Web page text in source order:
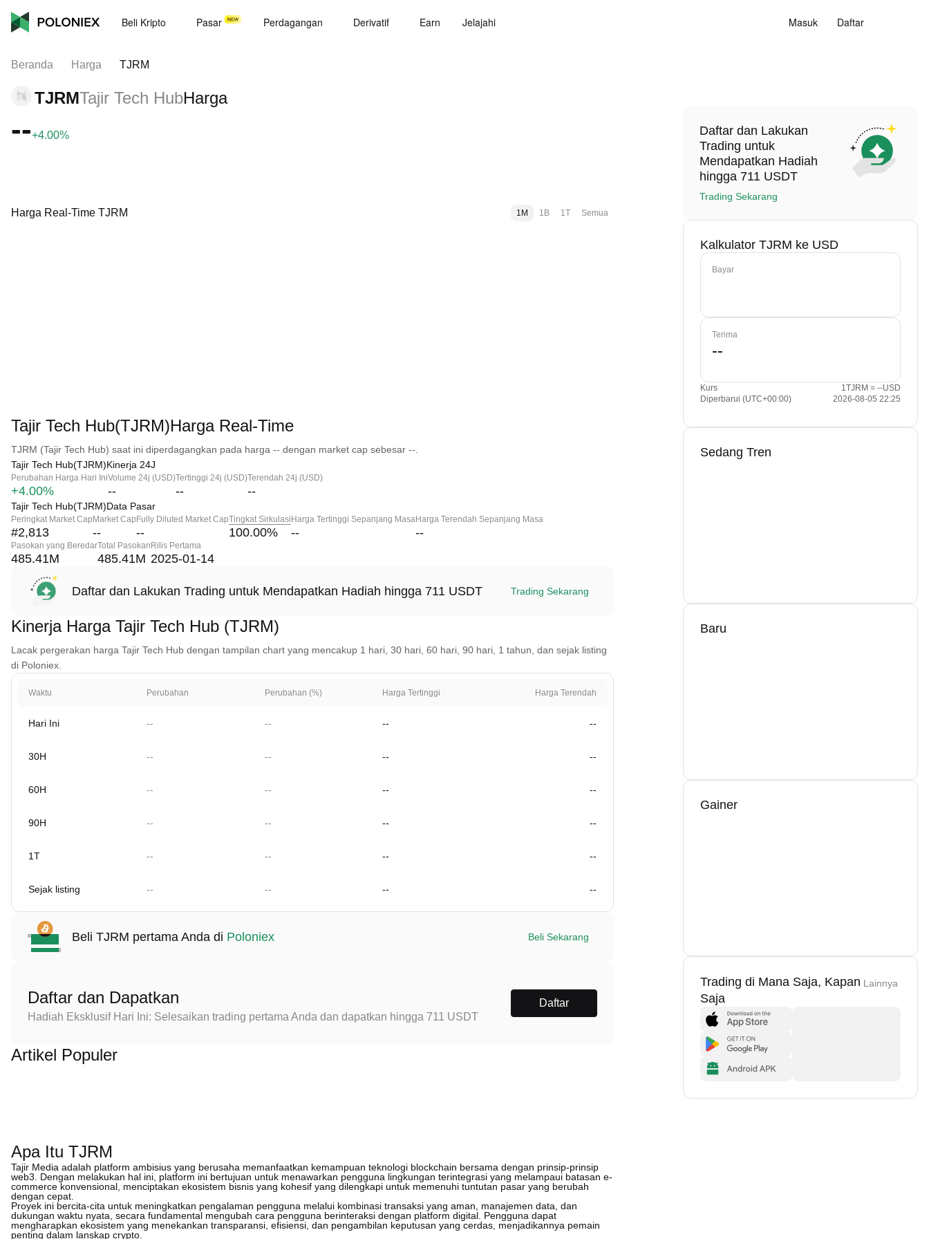
Beli Kripto Pasar Perdagangan Derivatif Earn Jelajahi Masuk Daftar
Beranda Harga TJRM
TJRMTajir Tech HubHarga
--+4.00%
Harga Real-Time TJRM 1M 1B 1T Semua
Tajir Tech Hub(TJRM)Harga Real-Time
TJRM (Tajir Tech Hub) saat ini diperdagangkan pada harga -- dengan market cap sebesar --.
Tajir Tech Hub(TJRM)Kinerja 24J
Perubahan Harga Hari Ini
+4.00%
Volume 24j (USD)
--
Tertinggi 24j (USD)
--
Terendah 24j (USD)
--
Tajir Tech Hub(TJRM)Data Pasar
Peringkat Market Cap
#2,813
Market Cap
--
Fully Diluted Market Cap
--
Tingkat Sirkulasi
100.00%
Harga Tertinggi Sepanjang Masa
--
Harga Terendah Sepanjang Masa
--
Pasokan yang Beredar
485.41M
Total Pasokan
485.41M
Rilis Pertama
2025-01-14
Daftar dan Lakukan Trading untuk Mendapatkan Hadiah hingga 711 USDT Trading Sekarang
Kinerja Harga Tajir Tech Hub (TJRM)
Lacak pergerakan harga Tajir Tech Hub dengan tampilan chart yang mencakup 1 hari, 30 hari, 60 hari, 90 hari, 1 tahun, dan sejak listing
di Poloniex.
Waktu Perubahan Perubahan (%) Harga Tertinggi Harga Terendah
Hari Ini -- -- -- --
30H -- -- -- --
60H -- -- -- --
90H -- -- -- --
1T -- -- -- --
Sejak listing -- -- -- --
Beli TJRM pertama Anda di Poloniex Beli Sekarang
Daftar dan Dapatkan
Hadiah Eksklusif Hari Ini: Selesaikan trading pertama Anda dan dapatkan hingga 711 USDT
Daftar
Artikel Populer
Apa Itu TJRM
Tajir Media adalah platform ambisius yang berusaha memanfaatkan kemampuan teknologi blockchain bersama dengan prinsip-prinsip
web3. Dengan melakukan hal ini, platform ini bertujuan untuk menawarkan pengguna lingkungan terintegrasi yang melampaui batasan e-
commerce konvensional, menciptakan ekosistem bisnis yang kohesif yang dilengkapi untuk memenuhi tuntutan pasar yang berubah
dengan cepat.
Proyek ini bercita-cita untuk meningkatkan pengalaman pengguna melalui kombinasi transaksi yang aman, manajemen data, dan
dukungan waktu nyata, secara fundamental mengubah cara pengguna berinteraksi dengan platform digital. Pengguna dapat
mengharapkan ekosistem yang menekankan transparansi, efisiensi, dan pengambilan keputusan yang cerdas, menjadikannya pemain
penting dalam lanskap crypto.
Daftar dan Lakukan
Trading untuk
Mendapatkan Hadiah
hingga 711 USDT
Trading Sekarang
Kalkulator TJRM ke USD
Bayar
Terima
Kurs
1TJRM = --USD
Diperbarui (UTC+00:00)
2026-08-05 22:25
Sedang Tren
Baru
Gainer
Trading di Mana Saja, Kapan
Saja
Lainnya